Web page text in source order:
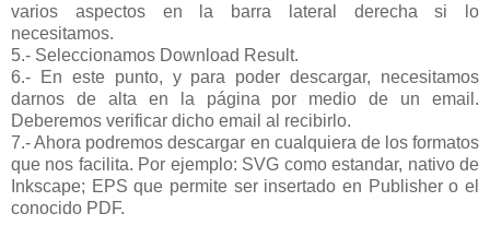
varios aspectos en la barra lateral derecha si lo
necesitamos.
5.- Seleccionamos Download Result.
6.- En este punto, y para poder descargar, necesitamos
darnos de alta en la página por medio de un email.
Deberemos verificar dicho email al recibirlo.
7.- Ahora podremos descargar en cualquiera de los formatos
que nos facilita. Por ejemplo: SVG como estandar, nativo de
Inkscape; EPS que permite ser insertado en Publisher o el
conocido PDF.